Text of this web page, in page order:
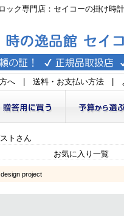
ック専門店：セイコーの掛け時
へ 送料・お支払い方法
トさん
お気に入り一覧
project